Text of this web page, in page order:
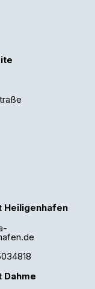
Heiligenhafen
Dahme